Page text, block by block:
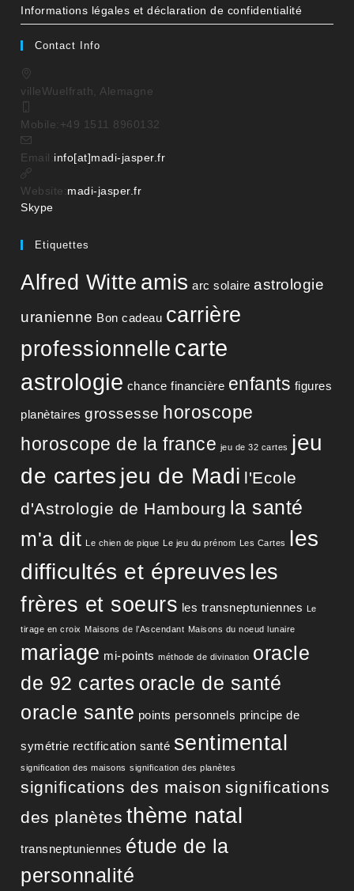
Informations légales et déclaration de confidentialité
Contact Info
villeWuelfrath, Alemagne
Mobile: +49 1511 8960132
Email: info[at]madi-jasper.frS’ouvre
Website: madi-jasper.fr
SkypeS’ouvre
votre
Etiquettes
Alfred Witte amis arc solaire astrologie
uranienne Bon cadeau carrière
professionnelle carte
astrologie chance financière enfants figures
planètaires grossesse horoscope
horoscope de la france jeu de 32 cartes jeu
de cartes jeu de Madi l'Ecole
d'Astrologie de Hambourg la santé
m'a dit
Le chien de pique Le jeu du prénom Les Cartes les
difficultés et épreuves les
frères et soeurs les transneptuniennes Le
tirage en croix Maisons de l’Ascendant Maisons du noeud lunaire
mariage mi-points méthode de divination oracle
de 92 cartes oracle de santé
oracle sante points personnels principe de
symétrie rectification santé sentimental
signification des maisons signification des planètes
significations des maison significations
des planètes thème natal
transneptuniennes étude de la
personnalité